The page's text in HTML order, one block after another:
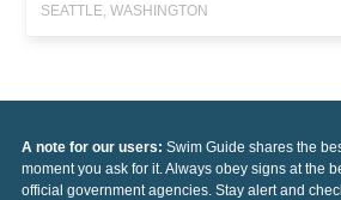
SEATTLE, WASHINGTON
A note for our users: Swim Guide shares the
moment you ask for it. Always obey signs at the
official government agencies. Stay alert and